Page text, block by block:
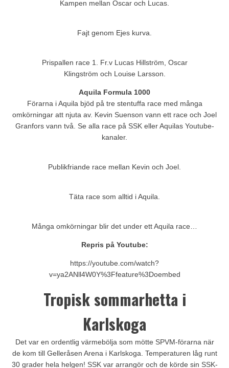
Kampen mellan Oscar och Lucas.
Fajt genom Ejes kurva.
Prispallen race 1. Fr.v Lucas Hillström, Oscar
Klingström och Louise Larsson.
Aquila Formula 1000
Förarna i Aquila bjöd på tre stentuffa race med många
omkörningar att njuta av. Kevin Suenson vann ett race och Joel
Granfors vann två. Se alla race på SSK eller Aquilas Youtube-
kanaler.
Publikfriande race mellan Kevin och Joel.
Täta race som alltid i Aquila.
Många omkörningar blir det under ett Aquila race…
Repris på Youtube:
https://youtube.com/watch?
v=ya2ANll4W0Y%3Ffeature%3Doembed
Tropisk sommarhetta i
Karlskoga
Det var en ordentlig värmebölja som mötte SPVM-förarna när
de kom till Gelleråsen Arena i Karlskoga. Temperaturen låg runt
30 grader hela helgen! SSK var arrangör och de körde sin SSK-